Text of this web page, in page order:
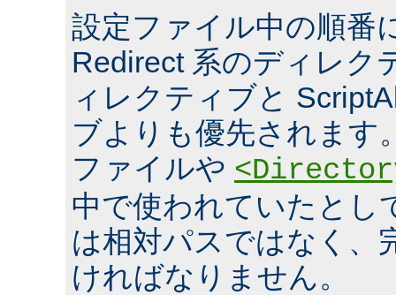
設定ファイル中の順番
Redirect 系のディレク
ィレクティブと
ブよりも優先されます
ファイルや
中で使われていたとし
は相対パスではなく、
ければなりません。